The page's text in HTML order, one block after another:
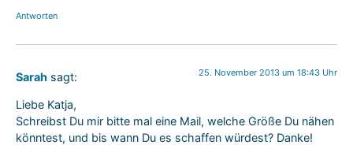
Antworten
Sarah sagt: 25. November 2013 um 18:43 Uhr
Liebe Katja,
Schreibst Du mir bitte mal eine Mail, welche Größe Du nähen
könntest, und bis wann Du es schaffen würdest? Danke!